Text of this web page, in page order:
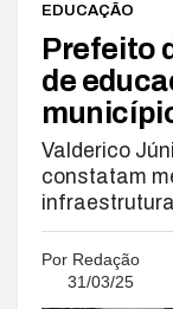
EDUCAÇÃO
Prefeito
de
Valderico
constatam
Por Redação
31/03/25